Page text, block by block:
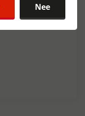
Nee